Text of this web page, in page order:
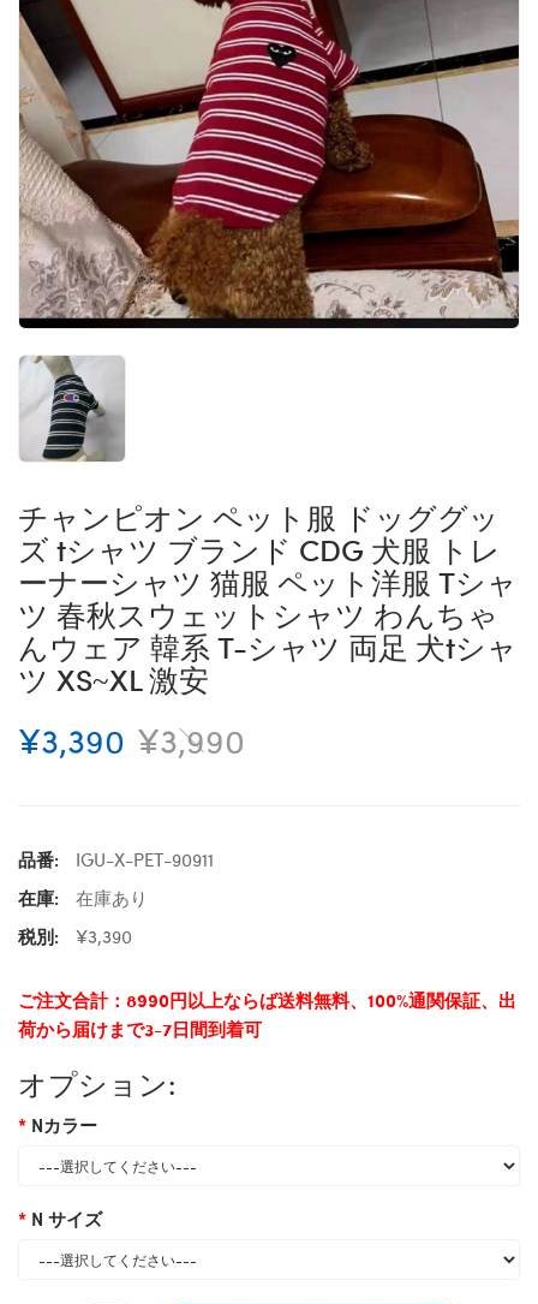
チャンピオン ペット服 ドッググッ
ズ tシャツ ブランド CDG 犬服 トレ
ーナーシャツ 猫服 ペット洋服 Tシャ
ツ 春秋スウェットシャツ わんちゃ
んウェア 韓系 T-シャツ 両足 犬tシャ
ツ XS~XL 激安
¥3,390 ¥3,990
品番:
IGU-X-PET-90911
在庫:
在庫あり
税別:
¥3,390
ご注文合計：8990円以上ならば送料無料、100%通関保証、出
荷から届けまで3-7日間到着可
オプション:
Nカラー
N サイズ